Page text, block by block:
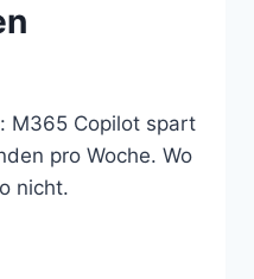
M365 Copilot spart
pro Woche. Wo
nicht.